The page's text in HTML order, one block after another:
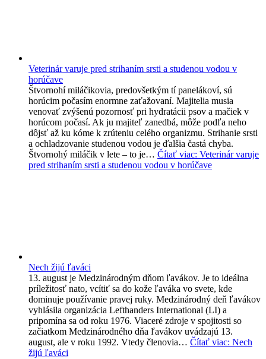
Veterinár varuje pred strihaním srsti a studenou vodou v
horúčave
Štvornohí miláčikovia, predovšetkým tí panelákoví, sú
horúcim počasím enormne zaťažovaní. Majitelia musia
venovať zvýšenú pozornosť pri hydratácii psov a mačiek v
horúcom počasí. Ak ju majiteľ zanedbá, môže podľa neho
dôjsť až ku kóme k zrúteniu celého organizmu. Strihanie srsti
a ochladzovanie studenou vodou je ďalšia častá chyba.
Štvornohý miláčik v lete – to je… Čítať viac: Veterinár varuje
pred strihaním srsti a studenou vodou v horúčave
Nech žijú ľaváci
13. august je Medzinárodným dňom ľavákov. Je to ideálna
príležitosť nato, vcítiť sa do kože ľaváka vo svete, kde
dominuje používanie pravej ruky. Medzinárodný deň ľavákov
vyhlásila organizácia Lefthanders International (LI) a
pripomína sa od roku 1976. Viaceré zdroje v spojitosti so
začiatkom Medzinárodného dňa ľavákov uvádzajú 13.
august, ale v roku 1992. Vtedy členovia… Čítať viac: Nech
žijú ľaváci